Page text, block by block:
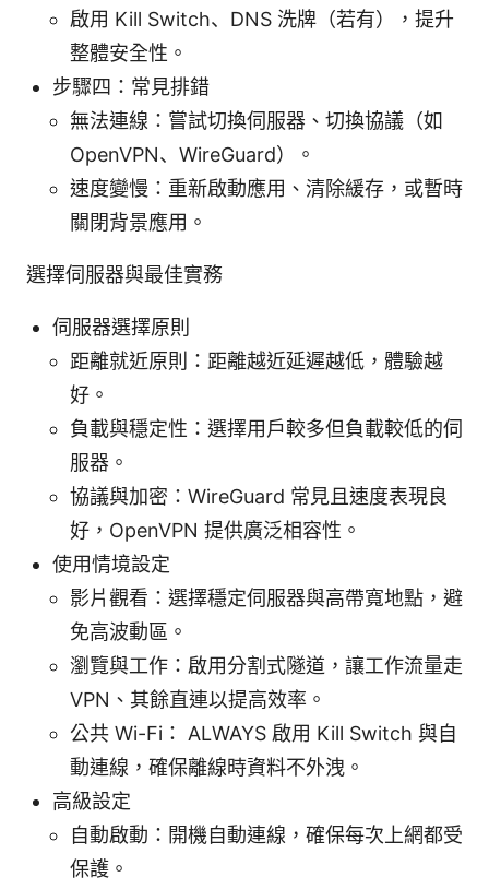
啟用 Kill Switch、DNS 洗牌（若有），提升
整體安全性。
步驟四：常見排錯
無法連線：嘗試切換伺服器、切換協議（如
OpenVPN、WireGuard）。
速度變慢：重新啟動應用、清除緩存，或暫時
關閉背景應用。
選擇伺服器與最佳實務
伺服器選擇原則
距離就近原則：距離越近延遲越低，體驗越
好。
負載與穩定性：選擇用戶較多但負載較低的伺
服器。
協議與加密：WireGuard 常見且速度表現良
好，OpenVPN 提供廣泛相容性。
使用情境設定
影片觀看：選擇穩定伺服器與高帶寬地點，避
免高波動區。
瀏覽與工作：啟用分割式隧道，讓工作流量走
VPN、其餘直連以提高效率。
公共 Wi-Fi： ALWAYS 啟用 Kill Switch 與自
動連線，確保離線時資料不外洩。
高級設定
自動啟動：開機自動連線，確保每次上網都受
保護。